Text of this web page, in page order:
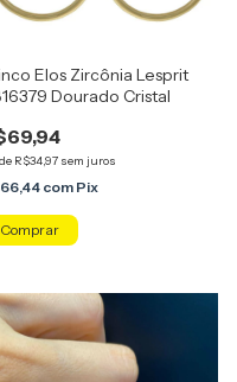
Elos Zircônia Lesprit
Dourado Cristal
de R$34,97 sem juros
com Pix